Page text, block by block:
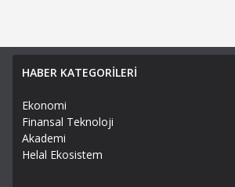
HABER KATEGORİLERİ
Ekonomi
Finansal Teknoloji
Akademi
Helal Ekosistem